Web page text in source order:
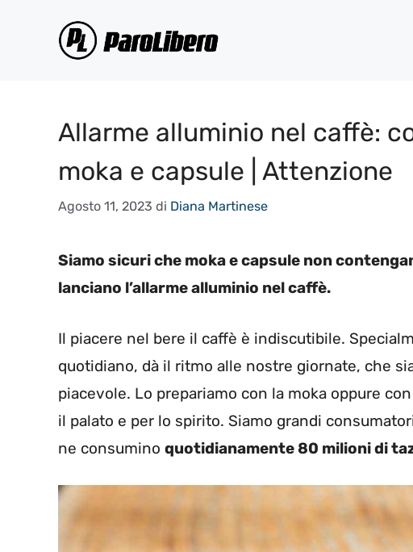
Allarme alluminio nel caffè:
moka e capsule | Attenzione
Agosto 11, 2023 di Diana Martinese
Siamo sicuri che moka e capsule non
lanciano l’allarme alluminio nel caffè.
Il piacere nel bere il caffè è indiscutibile.
quotidiano, dà il ritmo alle nostre giornate, che
piacevole. Lo prepariamo con la moka oppure
il palato e per lo spirito. Siamo grandi
ne consumino quotidianamente 80 milioni di